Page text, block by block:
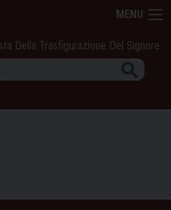
MENU
Della Trasfigurazione Del Signore